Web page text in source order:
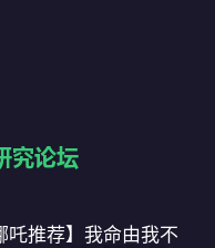
推荐】我命由我不